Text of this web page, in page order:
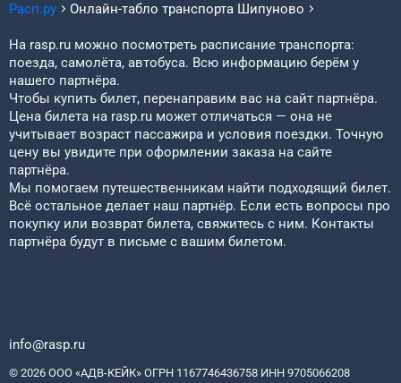
Расп.ру Онлайн-табло транспорта Шипуново
На rasp.ru можно посмотреть расписание транспорта:
поезда, самолёта, автобуса. Всю информацию берём у
нашего партнёра.
Чтобы купить билет, перенаправим вас на сайт партнёра.
Цена билета на rasp.ru может отличаться — она не
учитывает возраст пассажира и условия поездки. Точную
цену вы увидите при оформлении заказа на сайте
партнёра.
Мы помогаем путешественникам найти подходящий билет.
Всё остальное делает наш партнёр. Если есть вопросы про
покупку или возврат билета, свяжитесь с ним. Контакты
партнёра будут в письме с вашим билетом.
info@rasp.ru
© 2026 ООО «АДВ-КЕЙК» ОГРН 1167746436758 ИНН 9705066208